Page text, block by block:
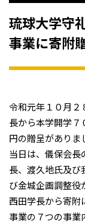
琉球大学守
事業に寄附
令和元年１０月２
長から本学開学７
円の贈呈がありま
当日は、儀保会
長、渡久地氏及び
び金城企画調整役
西田学長から寄附
事業の７つの事業